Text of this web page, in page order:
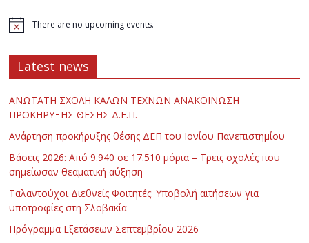
There are no upcoming events.
Latest news
ΑΝΩΤΑΤΗ ΣΧΟΛΗ ΚΑΛΩΝ ΤΕΧΝΩΝ ΑΝΑΚΟΙΝΩΣΗ
ΠΡΟΚΗΡΥΞΗΣ ΘΕΣΗΣ Δ.Ε.Π.
Ανάρτηση προκήρυξης θέσης ΔΕΠ του Ιονίου Πανεπιστημίου
Βάσεις 2026: Από 9.940 σε 17.510 μόρια – Τρεις σχολές που
σημείωσαν θεαματική αύξηση
Ταλαντούχοι Διεθνείς Φοιτητές: Υποβολή αιτήσεων για
υποτροφίες στη Σλοβακία
Πρόγραμμα Εξετάσεων Σεπτεμβρίου 2026